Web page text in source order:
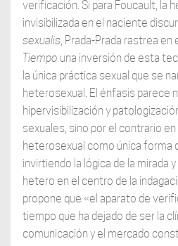
verificación. Si para Foucault, la
invisibilizada en el naciente
sexualis, Prada-Prada rastrea en
Tiempo una inversión de esta
la única práctica sexual que se
heterosexual. El énfasis parece
hipervisibilización y
sexuales, sino por el contrario
heterosexual como única forma
invirtiendo la lógica de la mirada
hetero en el centro de la
propone que «el aparato de
tiempo que ha dejado de ser la
comunicación y el mercado